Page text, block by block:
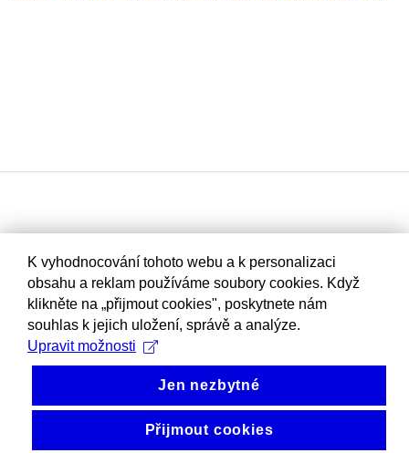
K vyhodnocování tohoto webu a k personalizaci
obsahu a reklam používáme soubory cookies. Když
klikněte na „přijmout cookies", poskytnete nám
souhlas k jejich uložení, správě a analýze.
Upravit možnosti
Jen nezbytné
Přijmout cookies